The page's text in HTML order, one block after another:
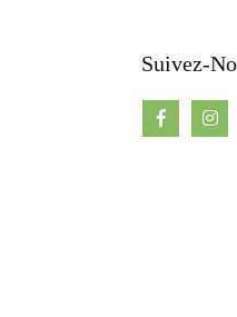
Suivez-